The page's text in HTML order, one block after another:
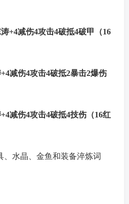
+4减伤4攻击4破抵4破甲（16
减伤4攻击4破抵2暴击2爆伤
减伤4攻击4破抵4技伤（16红
、水晶、金鱼和装备淬炼词